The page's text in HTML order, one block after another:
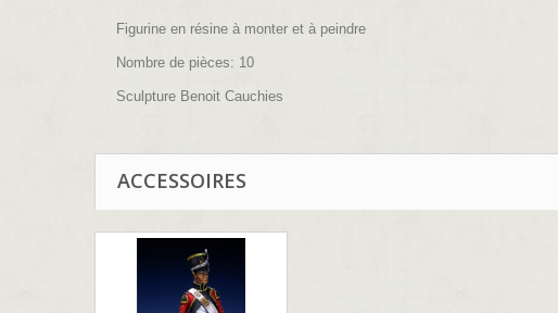
Figurine en résine à monter et à peindre
Nombre de pièces: 10
Sculpture Benoit Cauchies
ACCESSOIRES